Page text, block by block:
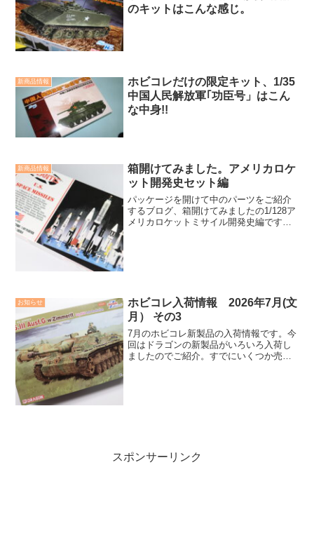
のキットはこんな感じ。
新商品情報
ホビコレだけの限定キット、1/35
中国人民解放軍｢功臣号」はこん
な中身!!
新商品情報
箱開けてみました。アメリカロケ
ット開発史セット編
パッケージを開けて中のパーツをご紹介
するブログ、箱開けてみましたの1/128ア
メリカロケットミサイル開発史編です。
お知らせ
ホビコレ入荷情報 2026年7月(文
月） その3
7月のホビコレ新製品の入荷情報です。今
回はドラゴンの新製品がいろいろ入荷し
ましたのでご紹介。すでにいくつか売り
スポンサーリンク